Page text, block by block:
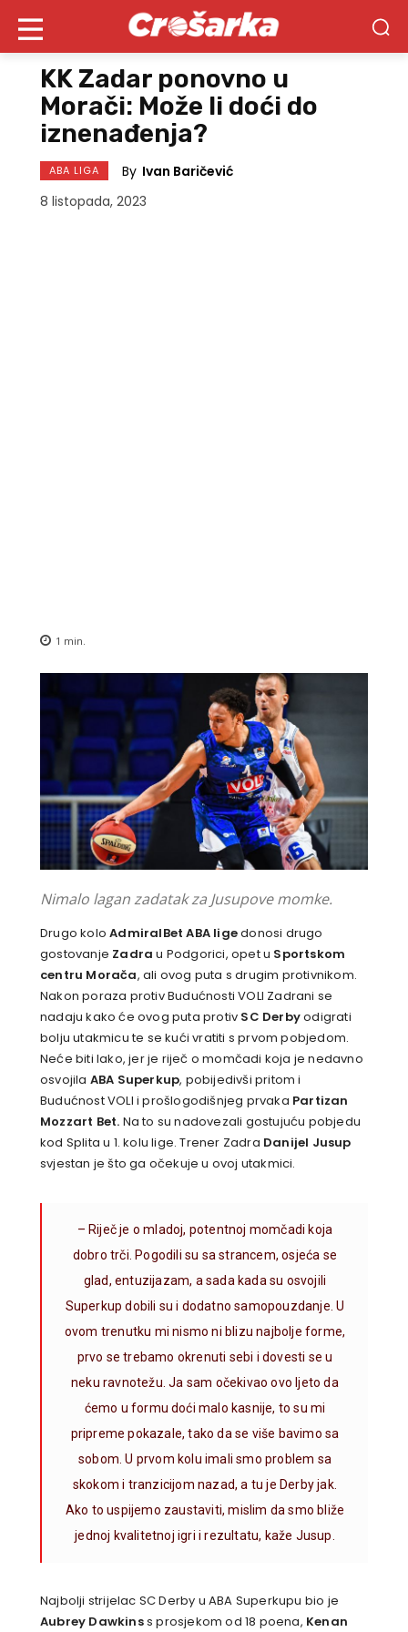
KK Zadar ponovno u
Morači: Može li doći do
iznenađenja?
ABA LIGA By Ivan Baričević
8 listopada, 2023
1 min.
Nimalo lagan zadatak za Jusupove momke.
Drugo koloAdmiralBet ABA ligedonosi drugo
gostovanje Zadra u Podgorici, opet u Sportskom
centru Morača, ali ovog puta s drugim protivnikom.
Nakon poraza protiv Budućnosti VOLI Zadrani se
nadaju kako će ovog puta protiv SC Derbyodigrati
bolju utakmicu te se kući vratiti s prvom pobjedom.
Neće biti lako, jer je riječ o momčadi koja je nedavno
osvojila ABA Superkup, pobijedivši pritom i
Budućnost VOLI i prošlogodišnjeg prvaka Partizan
Mozzart Bet. Na to su nadovezali gostujuću pobjedu
kod Splita u 1. kolu lige. Trener Zadra Danijel Jusup
svjestan je što ga očekuje u ovoj utakmici.
– Riječ je o mladoj, potentnoj momčadi koja
dobro trči. Pogodili su sa strancem, osjeća se
glad, entuzijazam, a sada kada su osvojili
Superkup dobili su i dodatno samopouzdanje. U
ovom trenutku mi nismo ni blizu najbolje forme,
prvo se trebamo okrenuti sebi i dovesti se u
neku ravnotežu. Ja sam očekivao ovo ljeto da
ćemo u formu doći malo kasnije, to su mi
pripreme pokazale, tako da se više bavimo sa
sobom. U prvom kolu imali smo problem sa
skokom i tranzicijom nazad, a tu je Derby jak.
Ako to uspijemo zaustaviti, mislim da smo bliže
jednoj kvalitetnoj igri i rezultatu, kaže Jusup.
Najbolji strijelac SC Derby u ABA Superkupu bio je
Aubrey Dawkinss prosjekom od 18 poena, Kenan